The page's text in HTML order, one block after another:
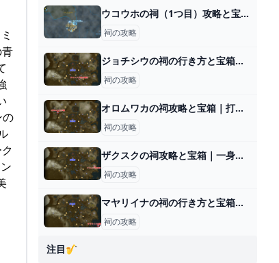
の
ウコウホの祠（1つ目）攻略と宝箱｜創造する力
祠の攻略
ジョチシウの祠の行き方と宝箱｜ラウルの祝福
祠の攻略
オロムワカの祠攻略と宝箱｜打ち上げるもの
祠の攻略
ザクスクの祠攻略と宝箱｜一身の戦い 上昇
祠の攻略
マヤリイナの祠の行き方と宝箱｜祠の入り方
祠の攻略
注目🎷